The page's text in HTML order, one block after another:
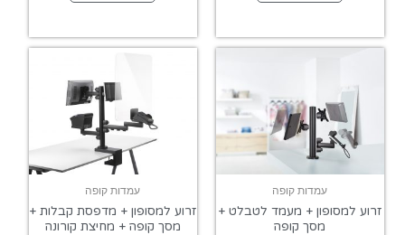
עמדות קופה
זרוע למסופון + מעמד לטבלט +
מסך קופה
עמדות קופה
זרוע למסופון + מדפסת קבלות +
מסך קופה + מחיצת קורונה